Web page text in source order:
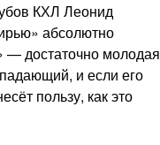
КХЛ Леонид
абсолютно
— достаточно молодая
и если его
пользу, как это